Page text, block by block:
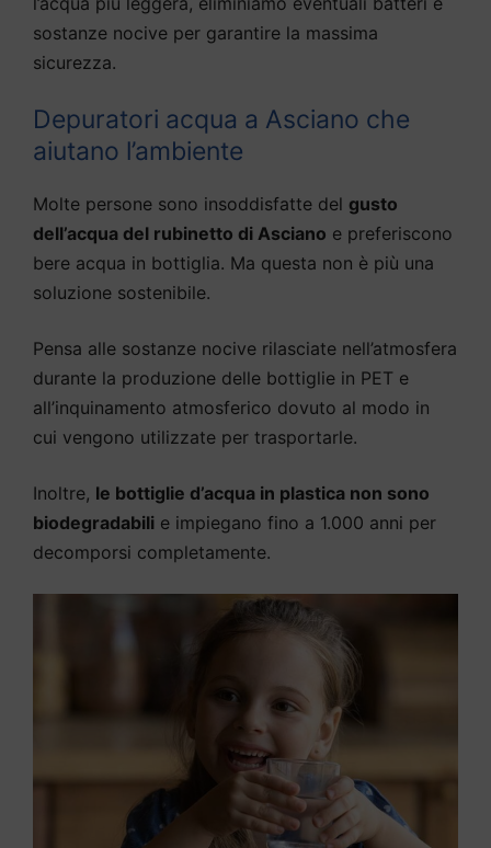
sostanze nocive per garantire la massima
sicurezza.
Depuratori acqua a Asciano che
aiutano l’ambiente
Molte persone sono insoddisfatte del gusto
dell’acqua del rubinetto di Asciano e preferiscono
bere acqua in bottiglia. Ma questa non è più una
soluzione sostenibile.
Pensa alle sostanze nocive rilasciate nell’atmosfera
durante la produzione delle bottiglie in PET e
all’inquinamento atmosferico dovuto al modo in
cui vengono utilizzate per trasportarle.
Inoltre, le bottiglie d’acqua in plastica non sono
biodegradabili e impiegano fino a 1.000 anni per
decomporsi completamente.